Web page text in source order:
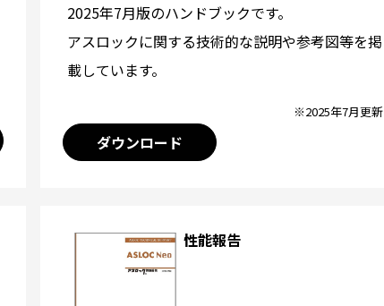
2025年7月版のハンドブックです。
アスロックに関する技術的な説明や参考図等を掲
載しています。
※2025年7月更新
ダウンロード
性能報告